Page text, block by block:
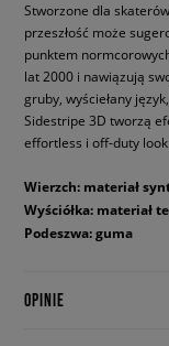
Stworzone dla
przeszłość może
punktem
lat 2000 i nawiązują
gruby, wyściełany
Sidestripe 3D tworzą
effortless i off-duty look.
Wierzch: materiał
Wyściółka: materiał
Podeszwa: guma
OPINIE